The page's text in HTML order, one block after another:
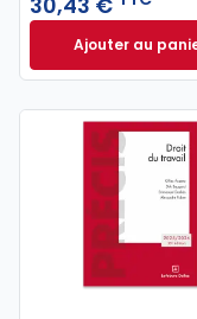
Ajouter au